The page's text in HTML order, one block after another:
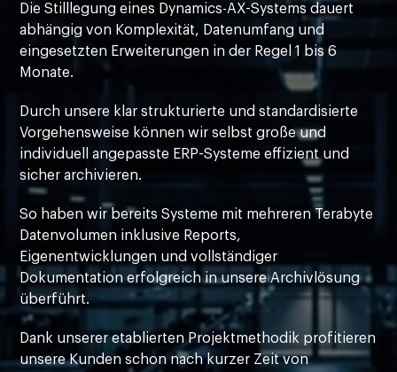
Die Stilllegung eines Dynamics-AX-Systems dauert
abhängig von Komplexität, Datenumfang und
eingesetzten Erweiterungen in der Regel 1 bis 6
Monate.
Durch unsere klar strukturierte und standardisierte
Vorgehensweise können wir selbst große und
individuell angepasste ERP-Systeme effizient und
sicher archivieren.
So haben wir bereits Systeme mit mehreren Terabyte
Datenvolumen inklusive Reports,
Eigenentwicklungen und vollständiger
Dokumentation erfolgreich in unsere Archivlösung
überführt.
Dank unserer etablierten Projektmethodik profitieren
unsere Kunden schon nach kurzer Zeit von